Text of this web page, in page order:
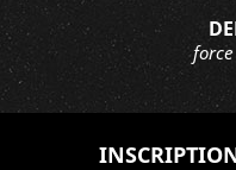
force